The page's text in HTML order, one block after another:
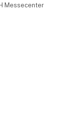
Messecenter